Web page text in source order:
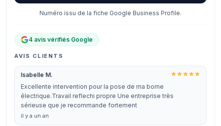
Numéro issu de la fiche Google Business Profile.
4 avis vérifiés Google
AVIS CLIENTS
Isabelle M.
Excellente intervention pour la pose de ma borne
électrique.Travail reflechi propre Une entreprise très
sérieuse que je recommande fortement
il y a un an